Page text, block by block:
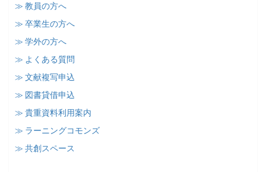
≫ 教員の方へ
≫ 卒業生の方へ
≫ 学外の方へ
≫ よくある質問
≫ 文献複写申込
≫ 図書貸借申込
≫ 貴重資料利用案内
≫ ラーニングコモンズ
≫ 共創スペース